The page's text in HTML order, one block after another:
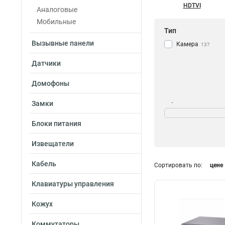
Аналоговые
Мобильные
Вызывные панели
Датчики
Домофоны
Замки
Блоки питания
Извещатели
Кабель
Клавиатуры управления
Кожух
HDTVI
Тип
Камера 137
Объем памяти
8Тб 23
Мощность
1
Сортировать по: цене